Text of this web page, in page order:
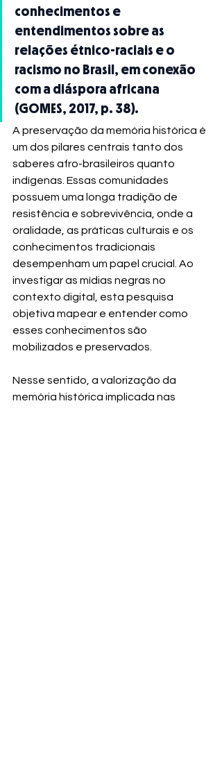
conhecimentos e
entendimentos sobre as
relações étnico-raciais e o
racismo no Brasil, em conexão
com a diáspora africana
(GOMES, 2017, p. 38).
A preservação da memória histórica é
um dos pilares centrais tanto dos
saberes afro-brasileiros quanto
indígenas. Essas comunidades
possuem uma longa tradição de
resistência e sobrevivência, onde a
oralidade, as práticas culturais e os
conhecimentos tradicionais
desempenham um papel crucial. Ao
investigar as mídias negras no
contexto digital, esta pesquisa
objetiva mapear e entender como
esses conhecimentos são
mobilizados e preservados.
Nesse sentido, a valorização da
memória histórica implicada nas